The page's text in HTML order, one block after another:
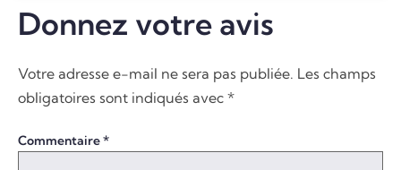
Donnez votre avis
Votre adresse e-mail ne sera pas publiée. Les champs
obligatoires sont indiqués avec *
Commentaire*